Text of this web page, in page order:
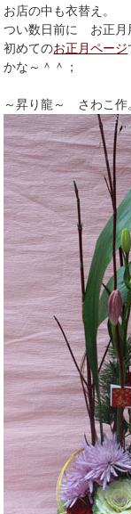
お店の中も衣替え。
つい数日前に お正月
初めてのお正月ページ
かな～＾＾；
～昇り龍～ さわこ作